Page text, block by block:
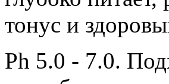
тонус и
Рh 5.0 - 7.0.